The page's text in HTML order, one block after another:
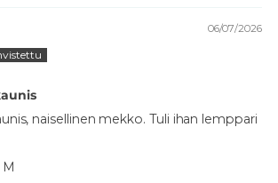
06/07/2026
naisellinen mekko. Tuli ihan lemppari
M